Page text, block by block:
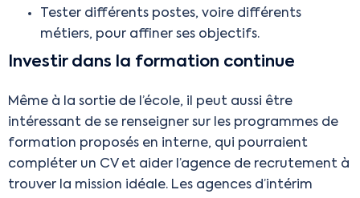
Tester différents postes, voire différents
métiers, pour affiner ses objectifs.
Investir dans la formation continue
Même à la sortie de l’école, il peut aussi être
intéressant de se renseigner sur les programmes de
formation proposés en interne, qui pourraient
compléter un CV et aider l’agence de recrutement à
trouver la mission idéale. Les agences d’intérim